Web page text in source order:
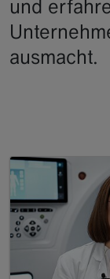
und
ausmacht.